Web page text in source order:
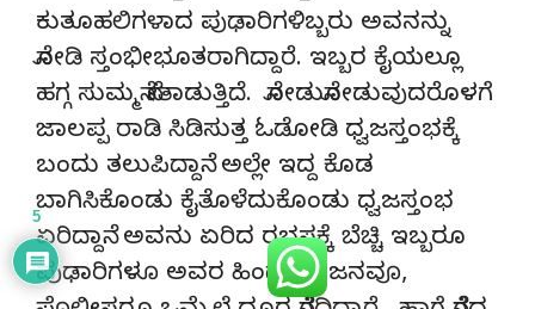
ಕುತೂಹಲಿಗಳಾದ ಪುಢಾರಿಗಳಿಬ್ಬರು ಅವನನ್ನು
ನೋಡಿ ಸ್ತಂಭೀಭೂತರಾಗಿದ್ದಾರೆ. ಇಬ್ಬರ ಕೈಯಲ್ಲೂ
ಹಗ್ಗ ಸುಮ್ಮನೆ ನೇತಾಡುತ್ತಿದೆ. ನೋಡುನೋಡುವುದರೊಳಗೆ
ಜಾಲಪ್ಪ ರಾಡಿ ಸಿಡಿಸುತ್ತ ಓಡೋಡಿ ಧ್ವಜಸ್ತಂಭಕ್ಕೆ
ಬಂದು ತಲುಪಿದ್ದಾನೆ. ಅಲ್ಲೇ ಇದ್ದ ಕೊಡ
ಬಾಗಿಸಿಕೊಂಡು ಕೈತೊಳೆದುಕೊಂಡು ಧ್ವಜಸ್ತಂಭ
ಏರಿದ್ದಾನೆ. ಅವನು ಏರಿದ ರಭಸಕ್ಕೆ ಬೆಚ್ಚಿ ಇಬ್ಬರೂ
ಪುಢಾರಿಗಳೂ ಅವರ ಹಿಂದೆ ನೆರೆತ ಜನವೂ,
5